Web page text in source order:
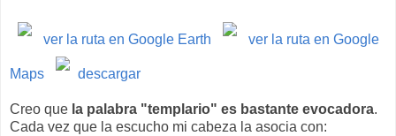
ver la ruta en Google Earth ver la ruta en Google
Maps descargar
Creo que la palabra "templario" es bastante evocadora.
Cada vez que la escucho mi cabeza la asocia con: